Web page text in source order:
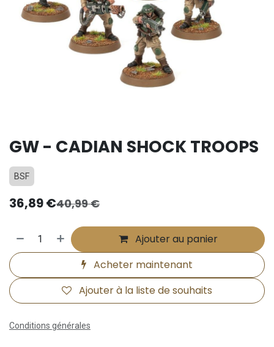
GW - CADIAN SHOCK TROOPS
BSF
36,89€40,99€
Ajouter au panier
Acheter maintenant
Ajouter à la liste de souhaits
Conditions générales